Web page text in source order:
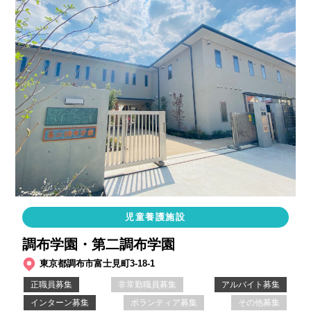
児童養護施設
調布学園・第二調布学園
東京都調布市富士見町3-18-1
正職員募集 非常勤職員募集
アルバイト募集
インターン募集
ボランティア募集 その他募集